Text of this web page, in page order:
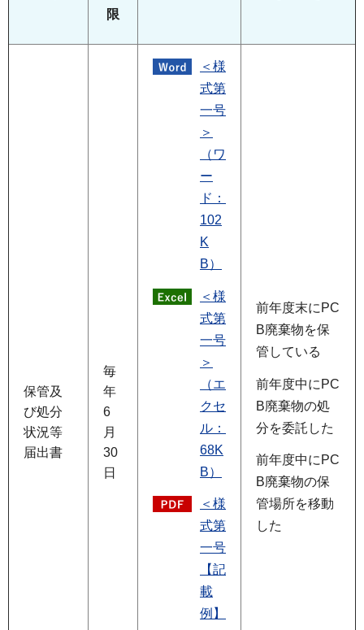
限
保管及
び処分
状況等
届出書
毎
年
6
月
30
日
＜様
式第
一号
＞
（ワ
ー
ド：
102
K
B）
＜様
式第
一号
＞
（エ
クセ
ル：
68K
B）
＜様
式第
一号
【記
載
例】
前年度末にPC
B廃棄物を保
管している
前年度中にPC
B廃棄物の処
分を委託した
前年度中にPC
B廃棄物の保
管場所を移動
した